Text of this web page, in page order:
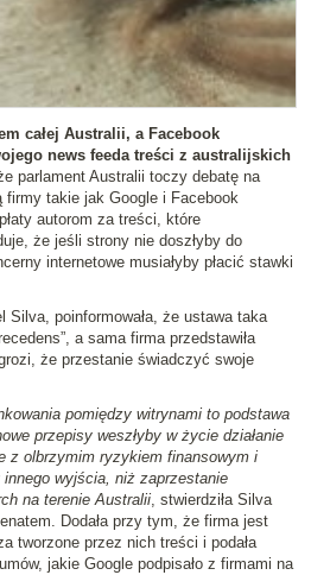
całej Australii, a Facebook
news feeda treści z australijskich
parlament Australii toczy debatę na
takie jak Google i Facebook
autorom za treści, które
że jeśli strony nie doszłyby do
internetowe musiałyby płacić stawki
Silva, poinformowała, że ustawa taka
a sama firma przedstawiła
że przestanie świadczyć swoje
pomiędzy witrynami to podstawa
przepisy weszłyby w życie działanie
z olbrzymim ryzykiem finansowym i
wyjścia, niż zaprzestanie
na terenie Australii, stwierdziła Silva
Dodała przy tym, że firma jest
tworzone przez nich treści i podała
jakie Google podpisało z firmami na